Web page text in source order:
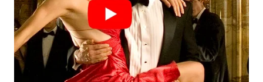
WN
NATUNA
WN
BINTAN